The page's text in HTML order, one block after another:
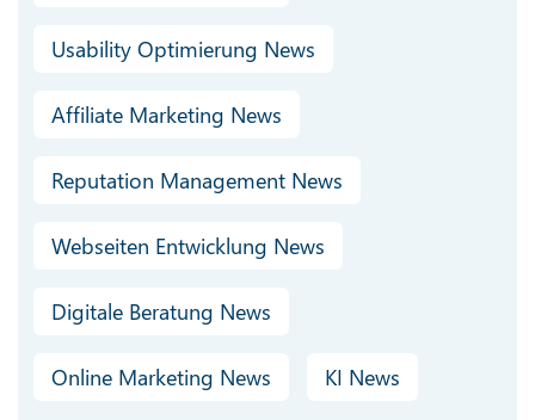
Usability Optimierung News
Affiliate Marketing News
Reputation Management News
Webseiten Entwicklung News
Digitale Beratung News
Online Marketing News KI News